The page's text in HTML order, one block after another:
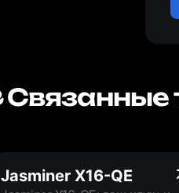
Связанные
Jasminer X16-QE